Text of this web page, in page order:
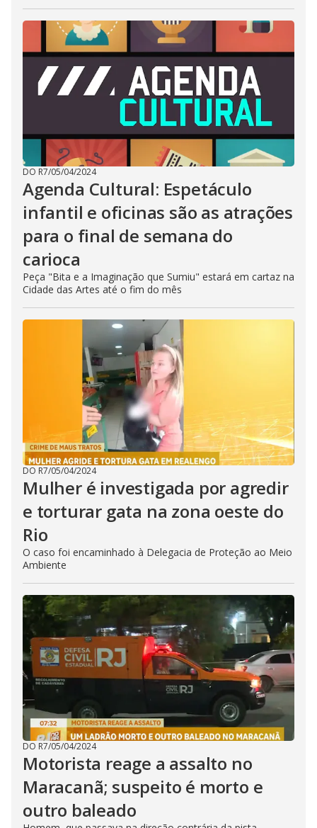
DO R7/05/04/2024
Agenda Cultural: Espetáculo
infantil e oficinas são as atrações
para o final de semana do
carioca
Peça "Bita e a Imaginação que Sumiu" estará em cartaz na
Cidade das Artes até o fim do mês
DO R7/05/04/2024
Mulher é investigada por agredir
e torturar gata na zona oeste do
Rio
O caso foi encaminhado à Delegacia de Proteção ao Meio
Ambiente
DO R7/05/04/2024
Motorista reage a assalto no
Maracanã; suspeito é morto e
outro baleado